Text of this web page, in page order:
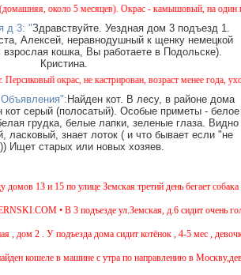
около 5 месяцев). Окрас - камышовый, на один
д 3: "Здравствуйте. Уездная дом 3 подъезд 1.
Алексей, неравнодушный к щенку немецкой
взрослая кошка, Вы работаете в Подольске).
Кристина.
окрас, не кастрирован, возраст менее года,
Найден кот. В лесу, в районе дома
кот серый (полосатый). Особые приметы - белое
грудка, белые лапки, зеленые глаза. Видно
ласковый, знает лоток ( и что бывает если "не
Ищет старых или новых хозяев.
13 и 15 по улице Земская третий день бегает собака
• В 3 подъезде ул.Земская, д.6 сидит очень
, дом 2 . У подъезда дома сидит котёнок , 4-5 мес ,
кошеле в машине с утра по направлению в